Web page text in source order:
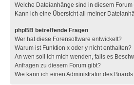
Welche Dateianhänge sind in diesem
Kann ich eine Übersicht all meiner
phpBB betreffende Fragen
Wer hat diese Forensoftware entwickelt?
Warum ist Funktion x oder y nicht enthalten?
An wen soll ich mich wenden, falls es
Anfragen zu diesem Forum gibt?
Wie kann ich einen Administrator des